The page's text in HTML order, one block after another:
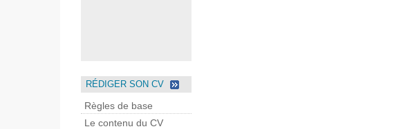
RÉDIGER SON CV
Règles de base
Le contenu du CV